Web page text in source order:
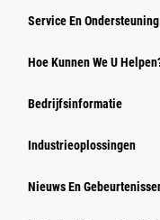
Service En Ondersteuning
Hoe Kunnen We U
Bedrijfsinformatie
Industrieoplossingen
Nieuws En